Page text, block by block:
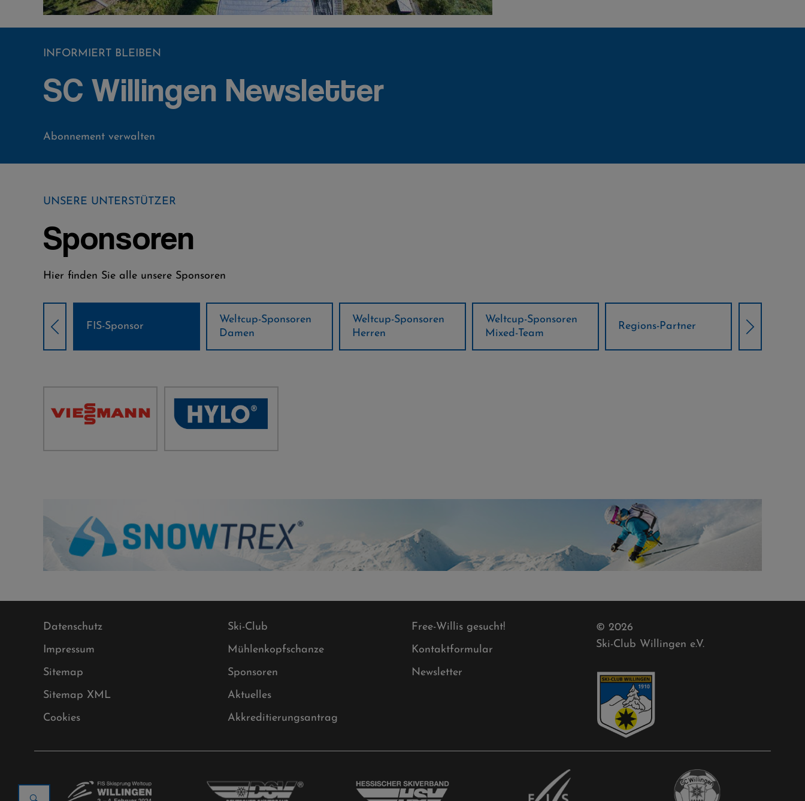
INFORMIERT BLEIBEN
SC Willingen Newsletter
Abonnement verwalten
UNSERE UNTERSTÜTZER
Sponsoren
Hier finden Sie alle unsere Sponsoren
Weltcup-Sponsoren
Damen
Weltcup-Sponsoren
Herren
Weltcup-Sponsoren
Mixed-Team
Regions-Partner
Örtliche Weltcup-
Partner
Klima
Datenschutz
Impressum
Sitemap
Sitemap XML
Cookies
Ski-Club
Mühlenkopfschanze
Sponsoren
Aktuelles
Akkreditierungsantrag
Free-Willis gesucht!
Kontaktformular
Newsletter
© 2026
Ski-Club Willingen e.V.